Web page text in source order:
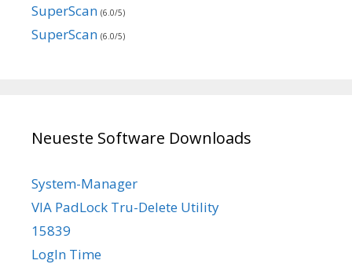
SuperScan (6.0/5)
SuperScan (6.0/5)
Neueste Software Downloads
System-Manager
VIA PadLock Tru-Delete Utility
15839
LogIn Time